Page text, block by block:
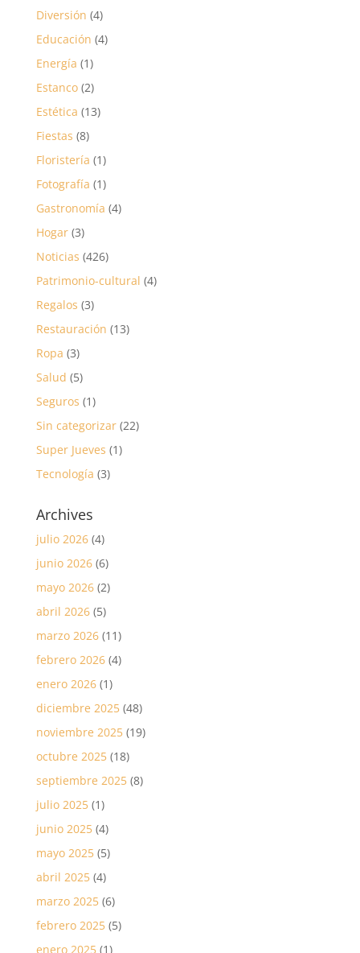
Diversión (4)
Educación (4)
Energía (1)
Estanco(2)
Estética (13)
Fiestas (8)
Floristería (1)
Fotografía (1)
Gastronomía (4)
Hogar(3)
Noticias (426)
Patrimonio-cultural (4)
Regalos (3)
Restauración (13)
Ropa (3)
Salud (5)
Seguros (1)
Sin categorizar(22)
Super Jueves (1)
Tecnología (3)
Archives
julio 2026(4)
junio 2026(6)
mayo 2026(2)
abril 2026(5)
marzo 2026(11)
febrero 2026(4)
enero 2026(1)
diciembre 2025(48)
noviembre 2025(19)
octubre 2025(18)
septiembre 2025(8)
julio 2025(1)
junio 2025(4)
mayo 2025(5)
abril 2025(4)
marzo 2025(6)
febrero 2025(5)
enero 2025(1)